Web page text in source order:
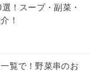
！スープ・副菜・
！
覧で！野菜串のお